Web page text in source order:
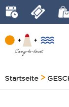
Startseite